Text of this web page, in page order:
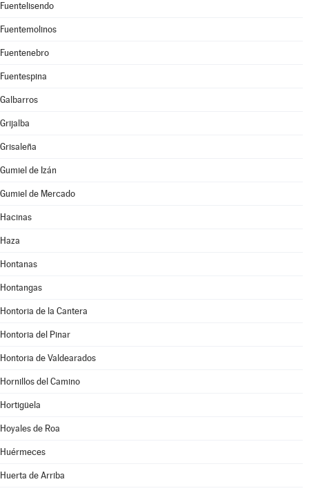
Fuentelisendo
Fuentemolinos
Fuentenebro
Fuentespina
Galbarros
Grijalba
Grisaleña
Gumiel de Izán
Gumiel de Mercado
Hacinas
Haza
Hontanas
Hontangas
Hontoria de la Cantera
Hontoria del Pinar
Hontoria de Valdearados
Hornillos del Camino
Hortigüela
Hoyales de Roa
Huérmeces
Huerta de Arriba